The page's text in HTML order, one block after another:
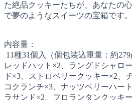
た絶品クッキーたちが、あなたの
で夢のようなスイーツの宝箱です。
内容量：
11種31個入（個包装込重量：約
レッドハット×2、ラングドシャロ
ド×3、ストロベリークッキー×2、
コクランチ×3、ナッツベリーハー
ラサンド×2、フロランタンクッキ